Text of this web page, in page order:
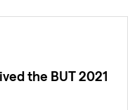
the BUT 2021